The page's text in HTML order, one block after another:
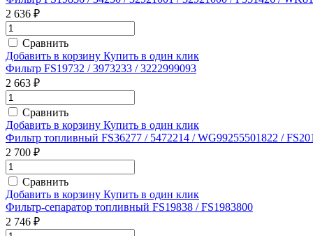
2 636 ₽
Сравнить
Добавить в корзину Купить в один клик
Фильтр FS19732 / 3973233 / 3222999093
2 663 ₽
Сравнить
Добавить в корзину Купить в один клик
Фильтр топливный FS36277 / 5472214 / WG99255501822 /
2 700 ₽
Сравнить
Добавить в корзину Купить в один клик
Фильтр-сепаратор топливный FS19838 / FS1983800
2 746 ₽